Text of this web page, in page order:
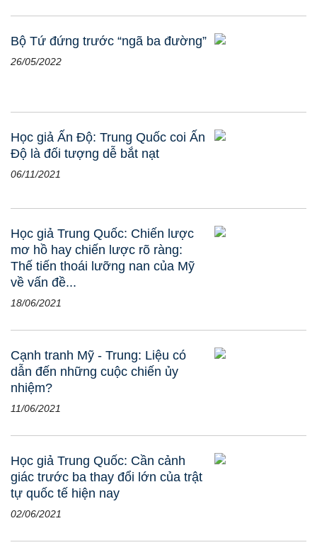
Bộ Tứ đứng trước “ngã ba đường”
26/05/2022
Học giả Ấn Độ: Trung Quốc coi Ấn
Độ là đối tượng dễ bắt nạt
06/11/2021
Học giả Trung Quốc: Chiến lược
mơ hồ hay chiến lược rõ ràng:
Thế tiến thoái lưỡng nan của Mỹ
về vấn đề...
18/06/2021
Cạnh tranh Mỹ - Trung: Liệu có
dẫn đến những cuộc chiến ủy
nhiệm?
11/06/2021
Học giả Trung Quốc: Cần cảnh
giác trước ba thay đổi lớn của trật
tự quốc tế hiện nay
02/06/2021